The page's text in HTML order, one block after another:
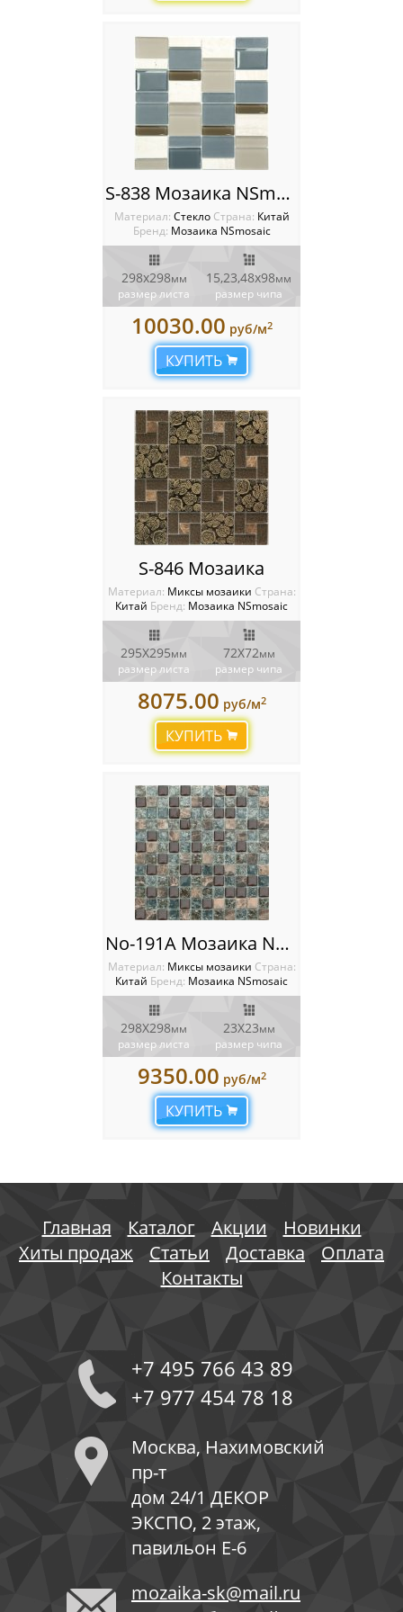
Мозаика Tonomosaic
Мозаика Опера Декора
S-838 Мозаика NSmosaic
Материал: Стекло Cтрана: Китай
Бренд: Мозаика NSmosaic
298x298мм
размер листа
15,23,48х98мм
размер чипа
10030.00 руб/м2
КУПИТЬ
S-846 Мозаика
Материал: Миксы мозаики Cтрана:
Китай Бренд: Мозаика NSmosaic
295X295мм
размер листа
72X72мм
размер чипа
8075.00 руб/м2
КУПИТЬ
No-191A Мозаика NSmosaic
Материал: Миксы мозаики Cтрана:
Китай Бренд: Мозаика NSmosaic
298X298мм
размер листа
23X23мм
размер чипа
9350.00 руб/м2
КУПИТЬ
Главная Каталог Акции
Новинки
Хиты продаж
Статьи Доставка
Оплата
Контакты
+7 495 766 43 89
+7 977 454 78 18
Москва, Нахимовский
пр-т
дом 24/1 ДЕКОР
ЭКСПО, 2 этаж,
павильон Е-6
mozaika-sk@mail.ru